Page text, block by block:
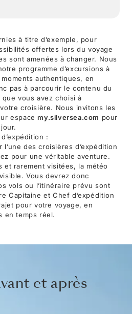
à titre d’exemple, pour
offertes lors du voyage
sont amenées à changer. Nous
programme d’excursions à
authentiques, en
pas à parcourir le contenu du
que vous avez choisi à
croisière. Nous invitons les
espacemy.silversea.com pour
:
des croisières d’expédition
pour une véritable aventure.
et rarement visitées, la météo
Vous devrez donc
vols ou l’itinéraire prévu sont
Capitaine et Chef d’expédition
pour votre voyage, en
en temps réel.
et après